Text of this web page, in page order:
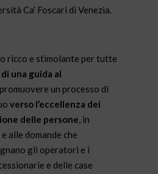
Ca’ Foscari di Venezia.
ricco e stimolante per tutte
una guida al
un processo di
verso l’eccellenza dei
delle persone, in
alle domande che
gli operatori e i
e delle case